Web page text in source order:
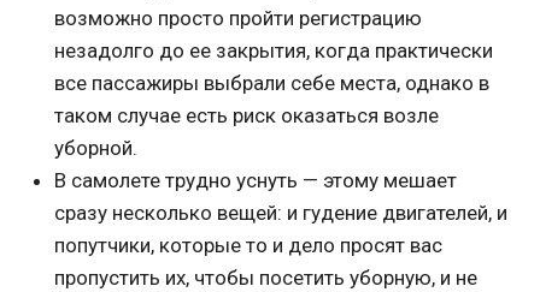
возможно просто пройти регистрацию
незадолго до ее закрытия, когда практически
все пассажиры выбрали себе места, однако в
таком случае есть риск оказаться возле
уборной.
В самолете трудно уснуть — этому мешает
сразу несколько вещей: и гудение двигателей, и
попутчики, которые то и дело просят вас
пропустить их, чтобы посетить уборную, и не